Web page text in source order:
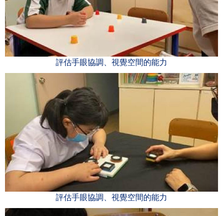
評估手眼協調、視覺空間的能力
評估手眼協調、視覺空間的能力